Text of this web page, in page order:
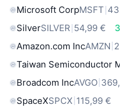
Microsoft CorpMSFT
SilverSILVER 54,99 €
Amazon.com IncAMZN
Taiwan Semiconductor
Broadcom IncAVGO
SpaceXSPCX 115,99 €